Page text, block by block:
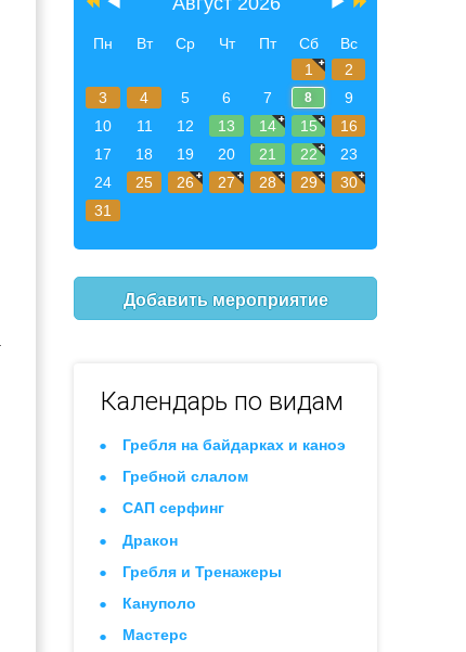
Пн Вт Ср Чт Пт Сб
Вс
1
2
3
4 5 6 7 8
9
10
11 12 13 14 15
16
17
18 19 20 21 22
23
24
25 26 27 28 29
30
31
Добавить мероприятие
Календарь по видам
Гребля на байдарках и каноэ
Гребной слалом
САП серфинг
Дракон
Гребля и Тренажеры
Кануполо
Мастерс